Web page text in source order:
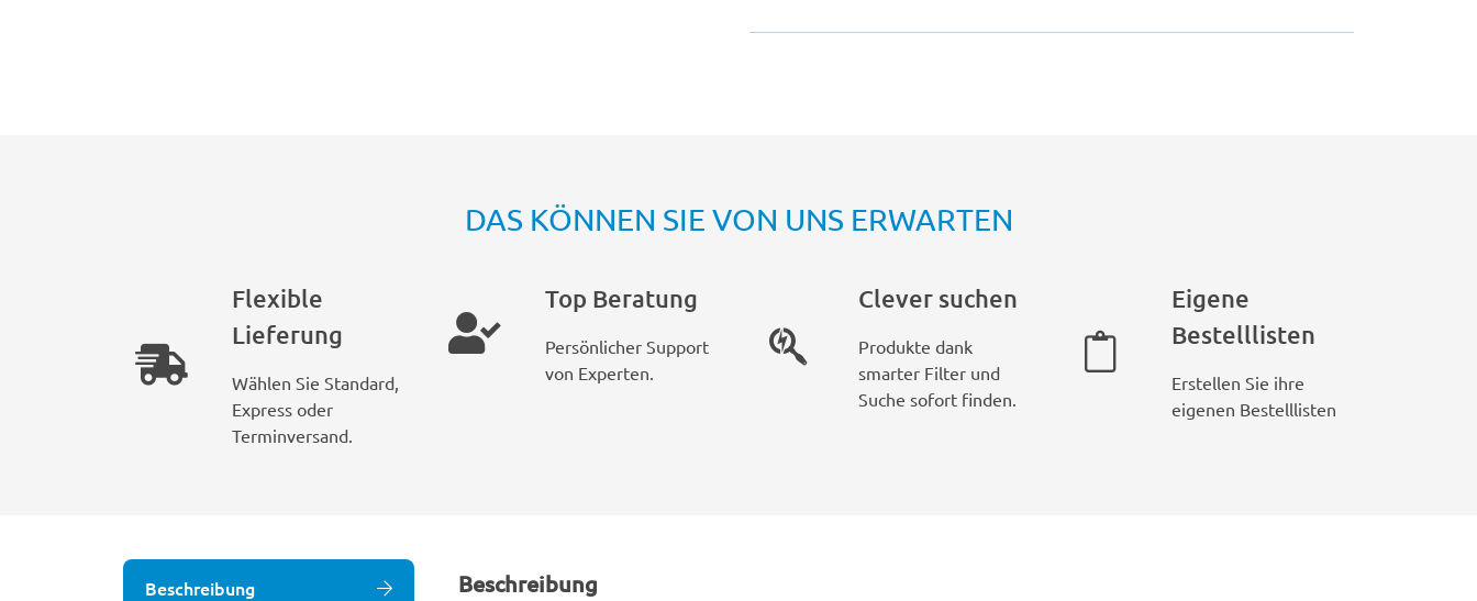
DAS KÖNNEN SIE VON UNS ERWARTEN
Flexible
Lieferung
Wählen Sie Standard,
Express oder
Terminversand.
Top Beratung
Persönlicher Support
von Experten.
Clever suchen
Produkte dank
smarter Filter und
Suche sofort finden.
Eigene
Bestelllisten
Erstellen Sie ihre
eigenen Bestelllisten
Beschreibung Beschreibung